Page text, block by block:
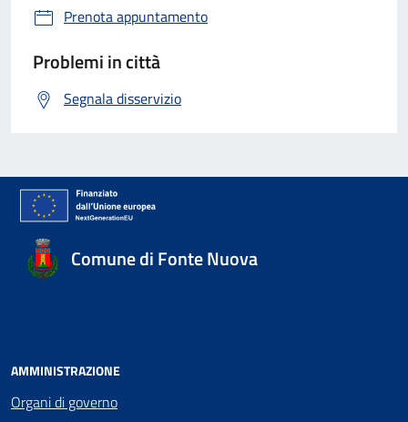
Prenota appuntamento
Problemi in città
Segnala disservizio
Comune di Fonte Nuova
AMMINISTRAZIONE
Organi di governo